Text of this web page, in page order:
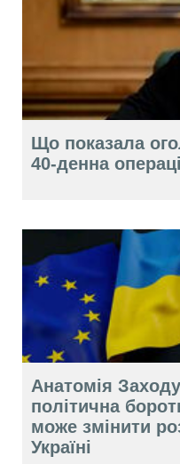
Що показала
40-денна
Анатомія
політична
може змінити
Україні